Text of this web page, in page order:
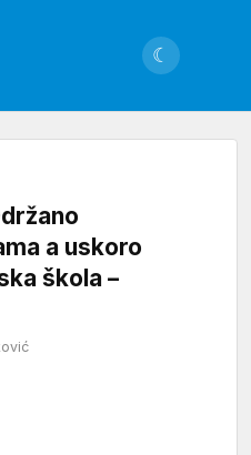
☾
a uskoro
škola –